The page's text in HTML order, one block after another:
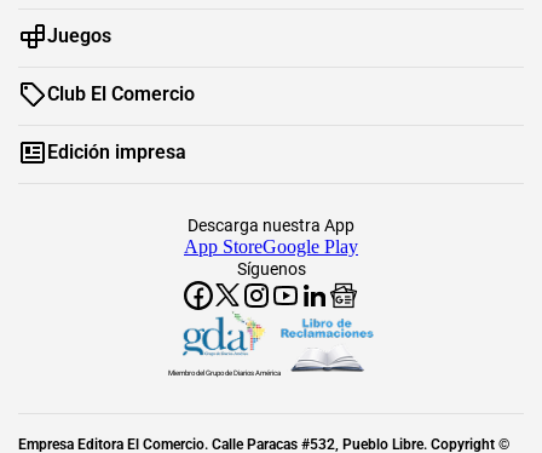
Juegos
Club El Comercio
Edición impresa
Síguenos
Descarga nuestra App
App StoreGoogle Play
Miembro del Grupo de Diarios América
Empresa Editora El Comercio. Calle Paracas #532, Pueblo Libre. Copyright ©